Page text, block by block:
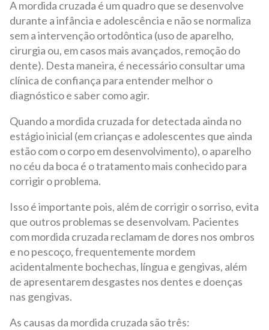
A mordida cruzada é um quadro que se desenvolve
durante a infância e adolescência e não se normaliza
sem a intervenção ortodôntica (uso de aparelho,
cirurgia ou, em casos mais avançados, remoção do
dente). Desta maneira, é necessário consultar uma
clínica de confiança para entender melhor o
diagnóstico e saber como agir.
Quando a mordida cruzada for detectada ainda no
estágio inicial (em crianças e adolescentes que ainda
estão com o corpo em desenvolvimento), o aparelho
no céu da boca é o tratamento mais conhecido para
corrigir o problema.
Isso é importante pois, além de corrigir o sorriso, evita
que outros problemas se desenvolvam. Pacientes
com mordida cruzada reclamam de dores nos ombros
e no pescoço, frequentemente mordem
acidentalmente bochechas, língua e gengivas, além
de apresentarem desgastes nos dentes e doenças
nas gengivas.
As causas da mordida cruzada são três: